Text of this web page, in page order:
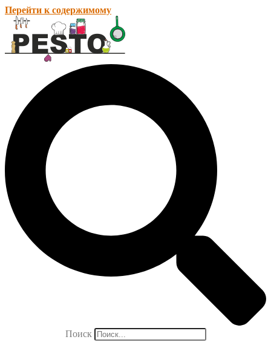
Перейти к содержимому
Поиск